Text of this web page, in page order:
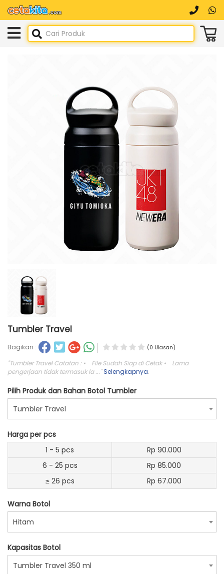
Tumbler Travel
Bagikan : (0 Ulasan)
"Tumbler Travel Catatan : • File Sudah Siap di Cetak • Lama
pengerjaan tidak termasuk la ..."Selengkapnya.
Pilih Produk dan Bahan Botol Tumbler
Tumbler Travel
Harga per pcs
1 - 5 pcs
Rp 90.000
6 - 25 pcs
Rp 85.000
≥ 26 pcs
Rp 67.000
Warna Botol
Hitam
Kapasitas Botol
Tumbler Travel 350 ml